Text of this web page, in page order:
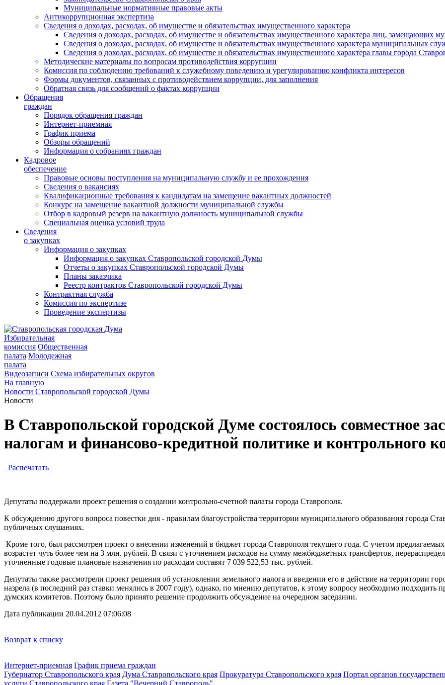
Муниципальные нормативные правовые акты
Антикоррупционная экспертиза
Сведения о доходах, расходах, об имуществе и обязательствах имущественного характера
Сведения о доходах, расходах, об имуществе и обязательствах имущественного характера лиц,
Сведения о доходах, расходах, об имуществе и обязательствах имущественного характера муниципальных
Сведения о доходах, расходах, об имуществе и обязательствах имущественного характера главы города
Методические материалы по вопросам противодействия коррупции
Комиссия по соблюдению требований к служебному поведению и урегулированию конфликта интересов
Формы документов, связанных с противодействием коррупции, для заполнения
Обратная связь для сообщений о фактах коррупции
Обращения
граждан
Порядок обращения граждан
Интернет-приемная
График приема
Обзоры обращений
Информация о собраниях граждан
Кадровое
обеспечение
Правовые основы поступления на муниципальную службу и ее прохождения
Сведения о вакансиях
Квалификационные требования к кандидатам на замещение вакантных должностей
Конкурс на замещение вакантной должности муниципальной службы
Отбор в кадровый резерв на вакантную должность муниципальной службы
Специальная оценка условий труда
Сведения
о закупках
Информация о закупках
Информация о закупках Ставропольской городской Думы
Отчеты о закупках Ставропольской городской Думы
Планы заказчика
Реестр контрактов Ставропольской городской Думы
Контрактная служба
Комиссия по экспертизе
Проведение экспертизы
Избирательная
комиссия Общественная
палата Молодежная
палата
Видеозаписи Схема избирательных округов
На главную
Новости Ставропольской городской Думы
Новости
В Ставропольской городской Думе состоялось совместное
налогам и финансово-кредитной политике и контрольного
Распечатать
Депутаты поддержали проект решения о создании контрольно-счетной палаты города Ставрополя.
К обсуждению другого вопроса повестки дня - правилам благоустройства территории муниципального образования города
публичных слушаниях.
Кроме того, был рассмотрен проект о внесении изменений в бюджет города Ставрополя текущего года. С учетом
возрастет чуть более чем на 3 млн. рублей. В связи с уточнением расходов на сумму межбюджетных трансфертов,
уточненные годовые плановые назначения по расходам составят 7 039 522,53 тыс. рублей.
Депутаты также рассмотрели проект решения об установлении земельного налога и введении его в действие на территории
назрела (в последний раз ставки менялись в 2007 году), однако, по мнению депутатов, к этому вопросу необходимо подходить
думских комитетов. Поэтому было принято решение продолжить обсуждение на очередном заседании.
Дата публикации 20.04.2012 07:06:08
Возврат к списку
Интернет-приемная График приема граждан
Губернатор Ставропольского края Дума Ставропольского края Прокуратура Ставропольского края Портал органов
услуги Ставропольского края Газета "Вечерний Ставрополь"